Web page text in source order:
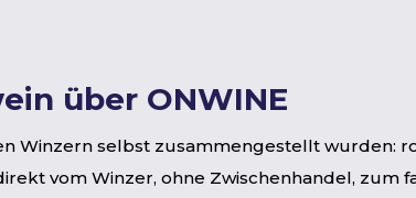
über ONWINE
Winzern selbst zusammengestellt wurden:
vom Winzer, ohne Zwischenhandel, zum